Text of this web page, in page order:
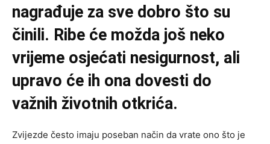
nagrađuje za sve dobro što su
činili. Ribe će možda još neko
vrijeme osjećati nesigurnost, ali
upravo će ih ona dovesti do
važnih životnih otkrića.
Zvijezde često imaju poseban način da vrate ono što je